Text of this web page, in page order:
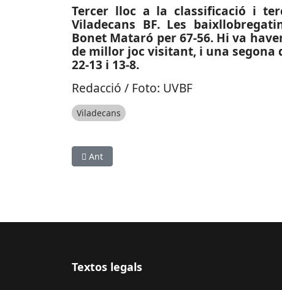
Tercer lloc a la classificació i
Viladecans BF. Les
Bonet Mataró per 67-56. Hi va
de millor joc visitant, i una segona
22-13 i 13-8.
Redacció / Foto: UVBF
Viladecans
Article anterior: ESPORTS (FUTBOL, TERCERA
Ant
Textos legals